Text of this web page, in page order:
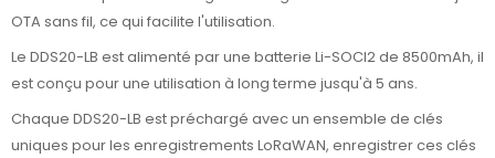
OTA sans fil, ce qui facilite l'utilisation.
Le DDS20-LB est alimenté par une batterie Li-SOCI2 de 8500mAh, il
est conçu pour une utilisation à long terme jusqu'à 5 ans.
Chaque DDS20-LB est préchargé avec un ensemble de clés
uniques pour les enregistrements LoRaWAN, enregistrer ces clés